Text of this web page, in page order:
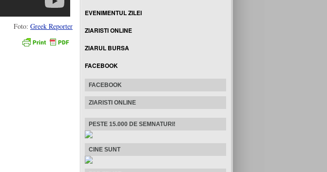
Foto: Greek Reporter
EVENIMENTUL ZILEI
ZIARISTI ONLINE
ZIARUL BURSA
FACEBOOK
FACEBOOK
ZIARISTI ONLINE
PESTE 15.000 DE SEMNATURI!
CINE SUNT